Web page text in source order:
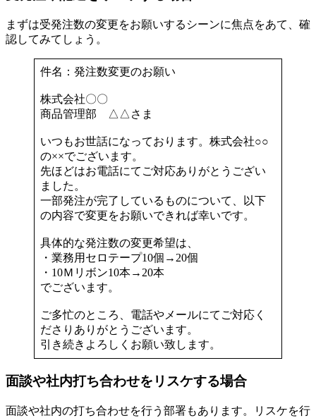
まずは受発注数の変更をお願いするシーンに焦点をあて、確
認してみてしょう。
件名：発注数変更のお願い
株式会社〇〇
商品管理部 △△さま
いつもお世話になっております。株式会社○○
の××でございます。
先ほどはお電話にてご対応ありがとうござい
ました。
一部発注が完了しているものについて、以下
の内容で変更をお願いできれば幸いです。
具体的な発注数の変更希望は、
・業務用セロテープ10個→20個
・10Ｍリボン10本→20本
でございます。
ご多忙のところ、電話やメールにてご対応く
ださりありがとうございます。
引き続きよろしくお願い致します。
面談や社内打ち合わせをリスケする場合
面談や社内の打ち合わせを行う部署もあります。リスケを行